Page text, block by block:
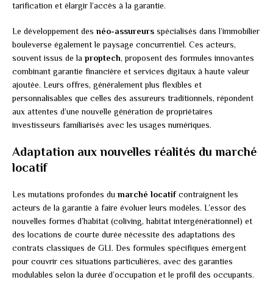
tarification et élargir l’accès à la garantie.
Le développement des néo-assureurs spécialisés dans l’immobilier
bouleverse également le paysage concurrentiel. Ces acteurs,
souvent issus de la proptech, proposent des formules innovantes
combinant garantie financière et services digitaux à haute valeur
ajoutée. Leurs offres, généralement plus flexibles et
personnalisables que celles des assureurs traditionnels, répondent
aux attentes d’une nouvelle génération de propriétaires
investisseurs familiarisés avec les usages numériques.
Adaptation aux nouvelles réalités du marché
locatif
Les mutations profondes du marché locatifcontraignent les
acteurs de la garantie à faire évoluer leurs modèles. L’essor des
nouvelles formes d’habitat (coliving, habitat intergénérationnel) et
des locations de courte durée nécessite des adaptations des
contrats classiques de GLI. Des formules spécifiques émergent
pour couvrir ces situations particulières, avec des garanties
modulables selon la durée d’occupation et le profil des occupants.